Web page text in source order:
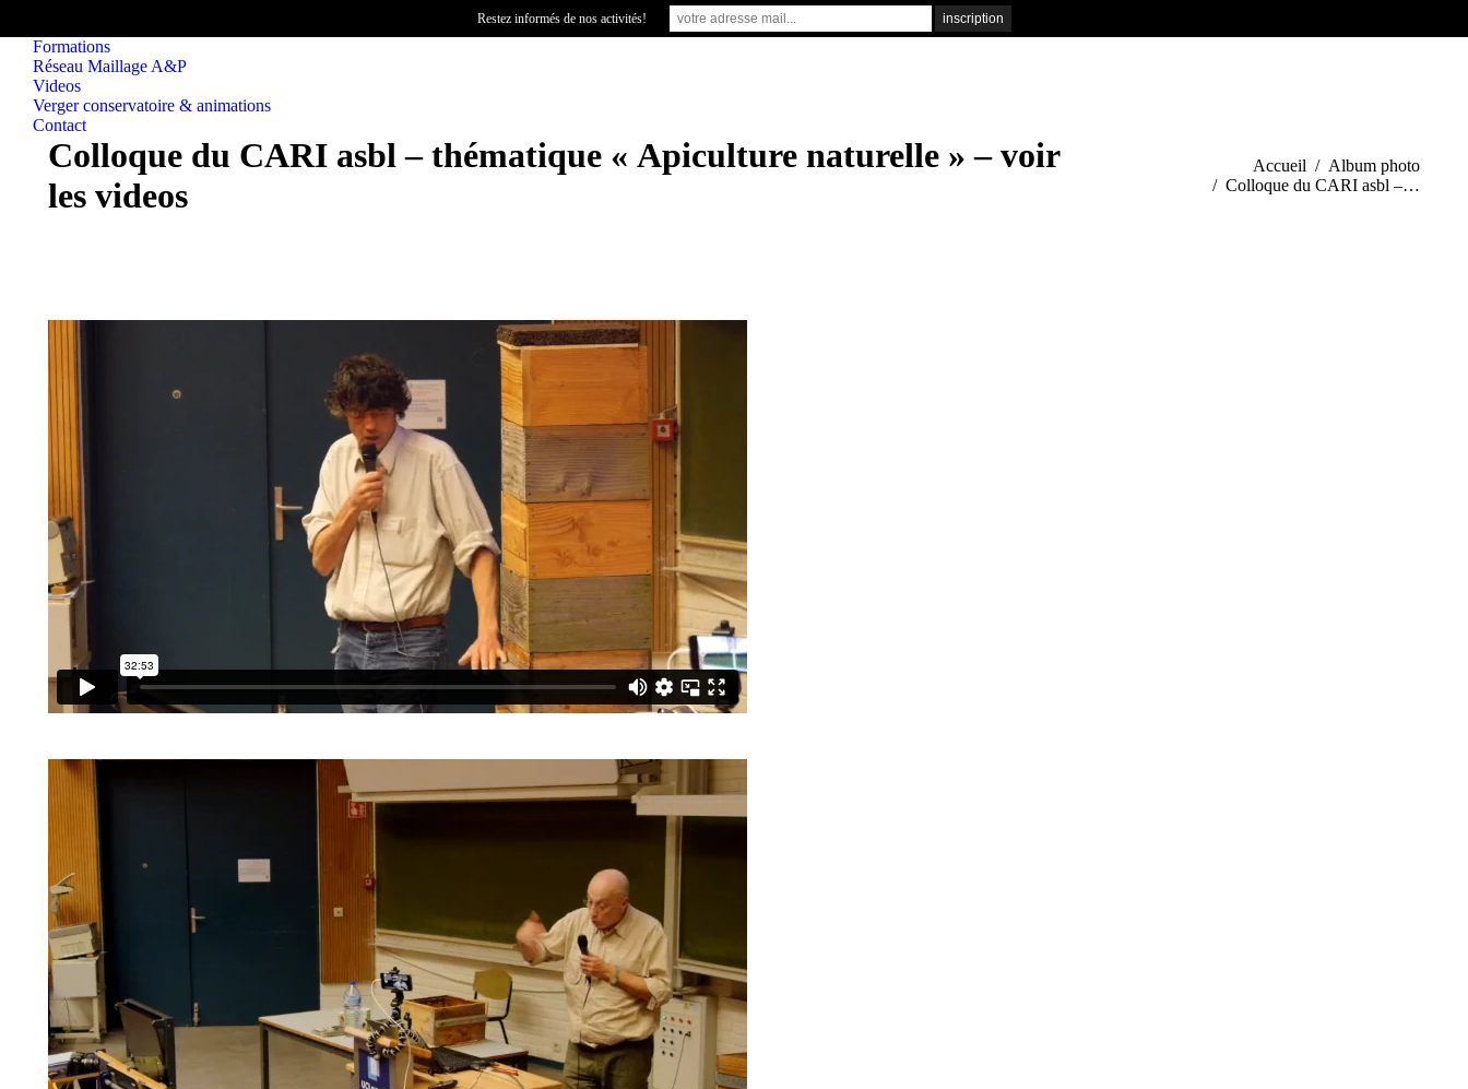
Formations
Réseau Maillage A&P
Videos
Verger conservatoire & animations
Contact
Colloque du CARI asbl – thématique « Apiculture naturelle » – voir
les videos
Accueil
Album photo
Colloque du CARI asbl –…
Restez informés de nos activités!